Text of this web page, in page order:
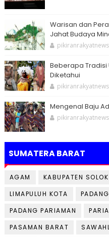
Warisan dan
Jahat Budaya
Beberapa Tradisi
Diketahui
Mengenal Baju
SUMATERA BARAT
AGAM KABUPATEN SOLOK
LIMAPULUH KOTA
PADANG PARIAMAN
PASAMAN BARAT